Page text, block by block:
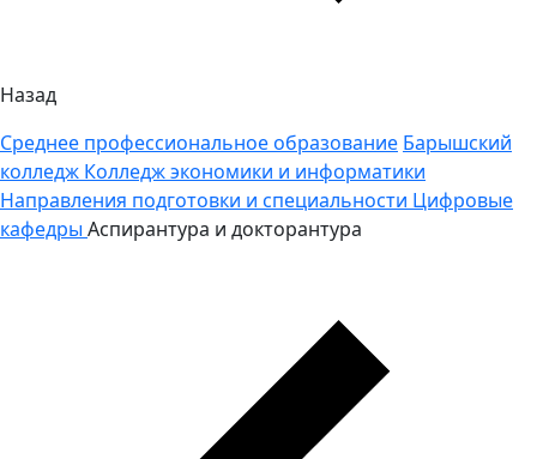
Назад
Среднее профессиональное образование Барышский
колледж Колледж экономики и информатики
Направления подготовки и специальности Цифровые
кафедры Аспирантура и докторантура